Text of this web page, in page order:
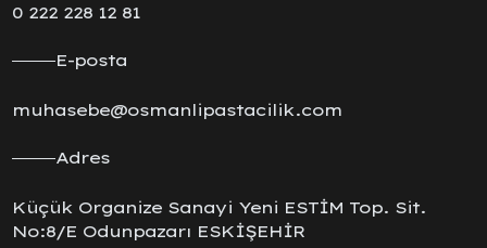
0 222 228 12 81
E-posta
muhasebe@osmanlipastacilik.com
Adres
Küçük Organize Sanayi Yeni ESTİM Top. Sit.
No:8/E Odunpazarı ESKİŞEHİR